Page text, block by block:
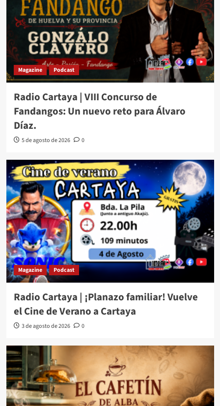
Magazine Podcast
Radio Cartaya | VIII Concurso de
Fandangos: Un nuevo reto para Álvaro
Díaz.
5 de agosto de 2026 0
Magazine Podcast
Radio Cartaya | ¡Planazo familiar! Vuelve
el Cine de Verano a Cartaya
3 de agosto de 2026 0